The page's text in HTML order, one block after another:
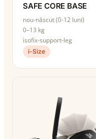
SAFE CORE BASE
nou-născut (0-12 luni)
0–13 kg
isofix-support-leg
i-Size